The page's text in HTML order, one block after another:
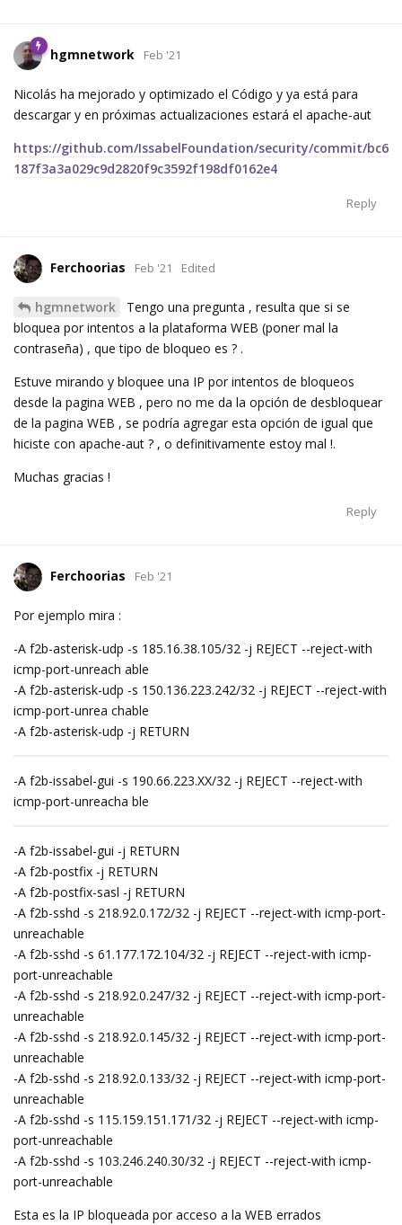
hgmnetwork Feb '21
Nicolás ha mejorado y optimizado el Código y ya está para
descargar y en próximas actualizaciones estará el apache-aut
https://github.com/IssabelFoundation/security/commit/bc6
187f3a3a029c9d2820f9c3592f198df0162e4
Reply
Ferchoorias Feb '21 Edited
hgmnetwork
Tengo una pregunta , resulta que si se
bloquea por intentos a la plataforma WEB (poner mal la
contraseña) , que tipo de bloqueo es ? .
Estuve mirando y bloquee una IP por intentos de bloqueos
desde la pagina WEB , pero no me da la opción de desbloquear
de la pagina WEB , se podría agregar esta opción de igual que
hiciste con apache-aut ? , o definitivamente estoy mal !.
Muchas gracias !
Reply
Ferchoorias Feb '21
Por ejemplo mira :
-A f2b-asterisk-udp -s 185.16.38.105/32 -j REJECT --reject-with
icmp-port-unreach able
-A f2b-asterisk-udp -s 150.136.223.242/32 -j REJECT --reject-with
icmp-port-unrea chable
-A f2b-asterisk-udp -j RETURN
-A f2b-issabel-gui -s 190.66.223.XX/32 -j REJECT --reject-with
icmp-port-unreacha ble
-A f2b-issabel-gui -j RETURN
-A f2b-postfix -j RETURN
-A f2b-postfix-sasl -j RETURN
-A f2b-sshd -s 218.92.0.172/32 -j REJECT --reject-with icmp-port-
unreachable
-A f2b-sshd -s 61.177.172.104/32 -j REJECT --reject-with icmp-
port-unreachable
-A f2b-sshd -s 218.92.0.247/32 -j REJECT --reject-with icmp-port-
unreachable
-A f2b-sshd -s 218.92.0.145/32 -j REJECT --reject-with icmp-port-
unreachable
-A f2b-sshd -s 218.92.0.133/32 -j REJECT --reject-with icmp-port-
unreachable
-A f2b-sshd -s 115.159.151.171/32 -j REJECT --reject-with icmp-
port-unreachable
-A f2b-sshd -s 103.246.240.30/32 -j REJECT --reject-with icmp-
port-unreachable
Esta es la IP bloqueada por acceso a la WEB errados